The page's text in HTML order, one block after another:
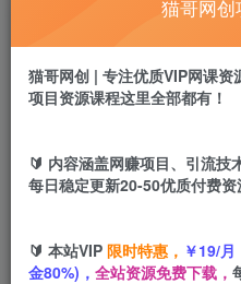
1年前发布
此内容为付费资源，请付费后查
中级会员免费
猫哥网
猫哥网创 | 专注优质VIP网课
项目资源课程这里全部都有！
🔰 内容涵盖网赚项目、引流技
每日稳定更新20-50优质付费资
🔰 本站VIP 限时特惠， ￥19/
金80%)， 全站资源免费下载，